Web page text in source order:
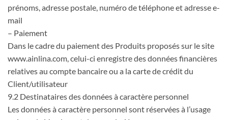
prénoms, adresse postale, numéro de téléphone et adresse e-
mail
– Paiement
Dans le cadre du paiement des Produits proposés sur le site
www.ainlina.com, celui-ci enregistre des données financières
relatives au compte bancaire ou a la carte de crédit du
Client/utilisateur
9.2 Destinataires des données à caractère personnel
Les données à caractère personnel sont réservées à l’usage